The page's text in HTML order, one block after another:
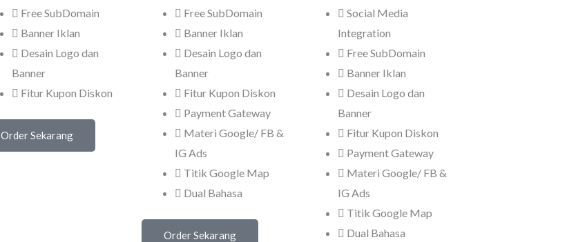
Free SubDomain
Banner Iklan
Desain Logo dan
Banner
Fitur Kupon Diskon
Order Sekarang
Free SubDomain
Banner Iklan
Desain Logo dan
Banner
Fitur Kupon Diskon
Payment Gateway
Materi Google/ FB &
IG Ads
Titik Google Map
Dual Bahasa
Order Sekarang
Social Media
Integration
Free SubDomain
Banner Iklan
Desain Logo dan
Banner
Fitur Kupon Diskon
Payment Gateway
Materi Google/ FB &
IG Ads
Titik Google Map
Dual Bahasa